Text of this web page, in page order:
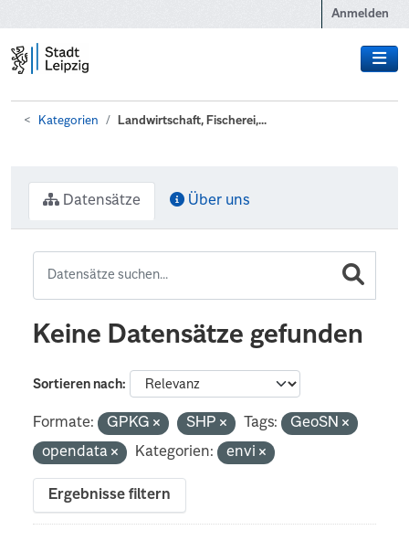
Anmelden
Kategorien Landwirtschaft, Fischerei,...
Datensätze Über uns
Keine Datensätze gefunden
Sortieren nach
Formate: GPKG SHP Tags:
GeoSN
opendata
Kategorien: envi
Ergebnisse filtern